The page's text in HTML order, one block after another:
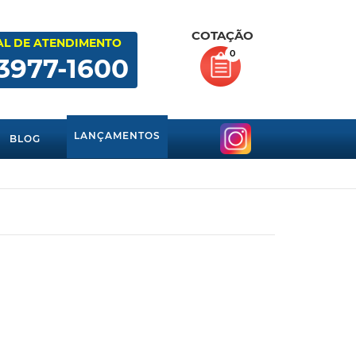
DE ATENDIMENTO
1600
COTAÇÃO
0
BLOG LANÇAMENTOS